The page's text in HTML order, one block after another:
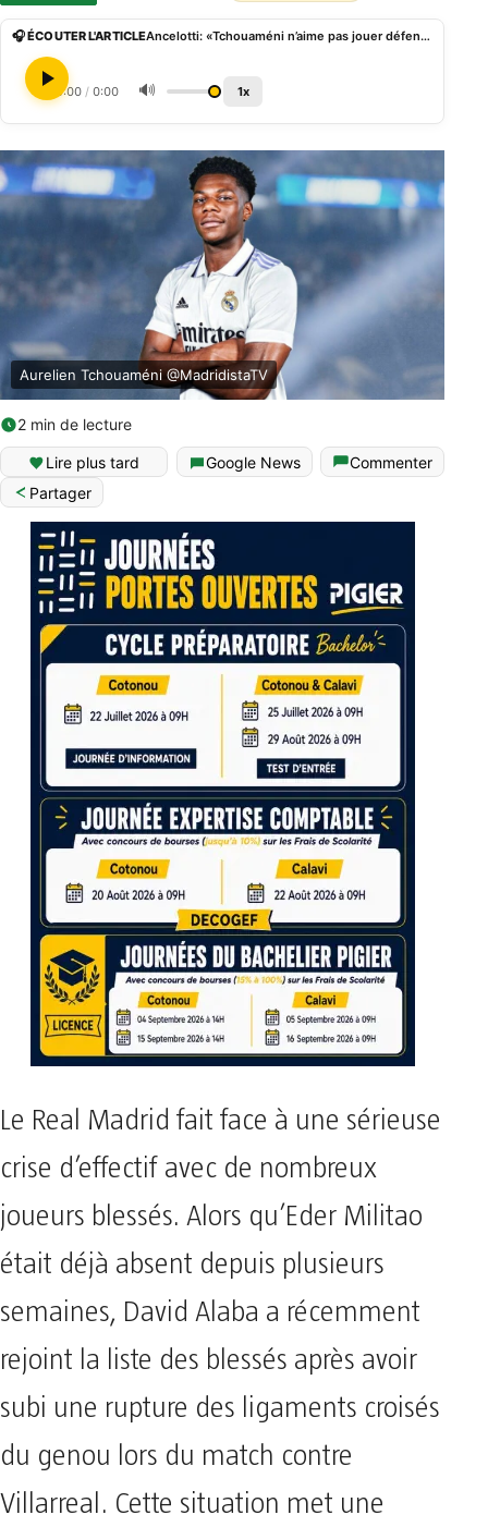
🎧 ÉCOUTER L'ARTICLE Ancelotti: «Tchouaméni n’aime pas jouer défenseur central, mais … »
0:00 / 0:00 🔊 1x
Aurelien Tchouaméni @MadridistaTV
2 min de lecture
Lire plus tard Google News
Commenter
Partager
Le Real Madrid fait face à une sérieuse
crise d’effectif avec de nombreux
joueurs blessés. Alors qu’Eder Militao
était déjà absent depuis plusieurs
semaines, David Alaba a récemment
rejoint la liste des blessés après avoir
subi une rupture des ligaments croisés
du genou lors du match contre
Villarreal. Cette situation met une